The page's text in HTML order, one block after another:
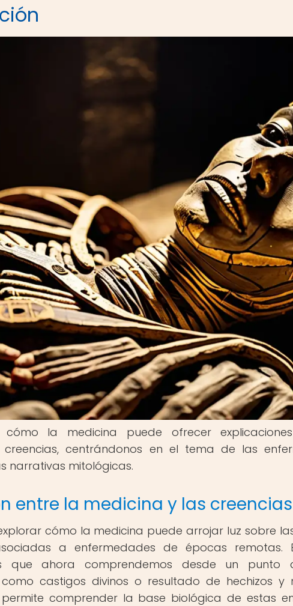
cómo la medicina puede ofrecer
creencias, centrándonos en el tema de las
narrativas mitológicas.
entre la medicina y las
cómo la medicina puede arrojar luz sobre
a enfermedades de épocas remotas.
que ahora comprendemos desde un punto
castigos divinos o resultado de hechizos y
comprender la base biológica de estas